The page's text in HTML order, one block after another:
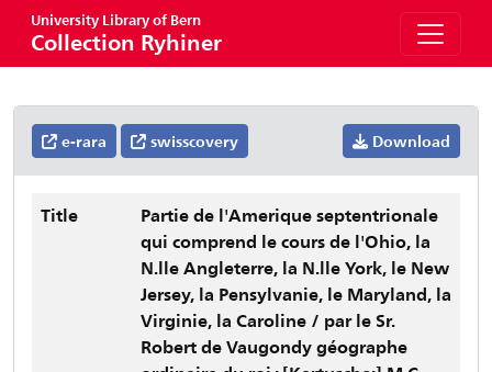
University Library of Bern
Collection Ryhiner
e-rara swisscovery Download
Title
Partie de l'Amerique septentrionale
qui comprend le cours de l'Ohio, la
N.lle Angleterre, la N.lle York, le New
Jersey, la Pensylvanie, le Maryland, la
Virginie, la Caroline / par le Sr.
Robert de Vaugondy géographe